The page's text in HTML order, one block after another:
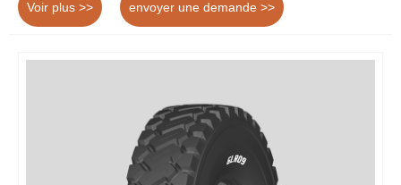
permettant un déchargement rapide avec une opération
Voir plus >> envoyer une demande >>